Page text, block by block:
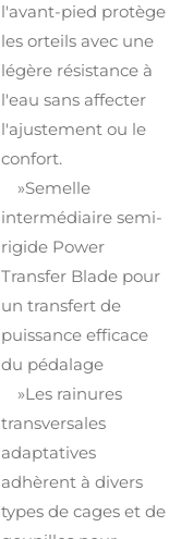
l'avant-pied protège
les orteils avec une
légère résistance à
l'eau sans affecter
l'ajustement ou le
confort.
»Semelle
intermédiaire semi-
rigide Power
Transfer Blade pour
un transfert de
puissance efficace
du pédalage
»Les rainures
transversales
adaptatives
adhèrent à divers
types de cages et de